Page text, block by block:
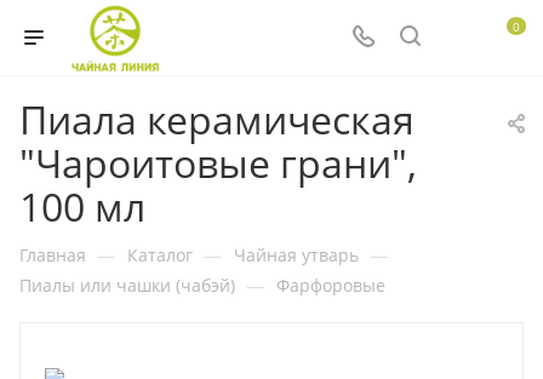
0
Пиала керамическая
"Чароитовые грани",
100 мл
Главная — Каталог — Чайная утварь —
Пиалы или чашки (чабэй) — Фарфоровые